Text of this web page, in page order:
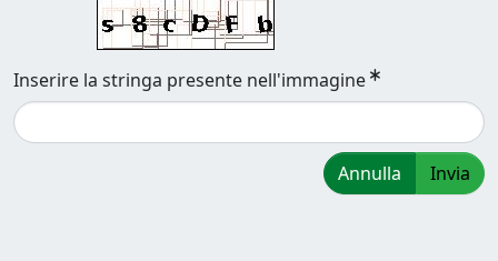
Inserire la stringa presente nell'immagine
Annulla Invia